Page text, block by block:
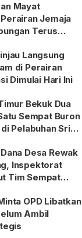
Mayat
Jemaja
Terus
Langsung
di Perairan
Dimulai Hari Ini
Bekuk Dua
Sempat Buron
Pelabuhan Sri
Desa Rewak
Inspektorat
Tim Sempat
OPD Libatkan
Ambil